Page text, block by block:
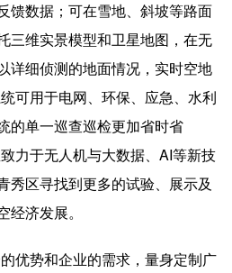
金融 汽车
信息化 乡村振兴
旅游 能源
娱乐 时尚
书画 一带一路
馈数据；可在雪地、斜坡等路面
三维实景模型和卫星地图，在无
详细侦测的地面情况，实时空地
可用于电网、环保、应急、水利
的单一巡查巡检更加省时省
力于无人机与大数据、AI等新技
秀区寻找到更多的试验、展示及
济发展。
势和企业的需求，量身定制广